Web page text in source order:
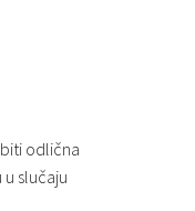
odlična
slučaju